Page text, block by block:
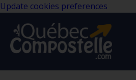
Update cookies preferences